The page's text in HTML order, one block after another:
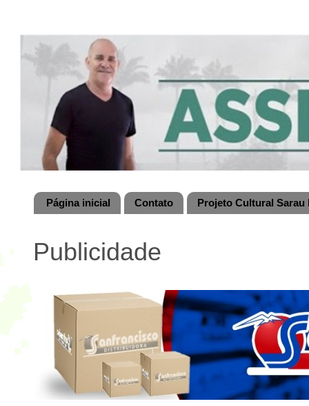
Página inicial Contato Projeto Cultural
Publicidade